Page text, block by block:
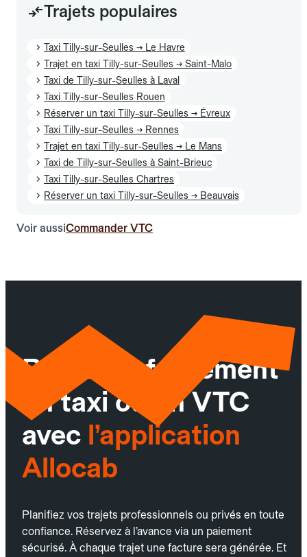
Trajets populaires
Taxi Tilly-sur-Seulles → Le Havre
Trajet en taxi Tilly-sur-Seulles → Saint-Malo
Taxi de Tilly-sur-Seulles à Laval
Taxi Tilly-sur-Seulles Rouen
Réserver un taxi Tilly-sur-Seulles → Évreux
Taxi Tilly-sur-Seulles → Rennes
Trajet en taxi Tilly-sur-Seulles → Le Mans
Taxi de Tilly-sur-Seulles à Saint-Brieuc
Taxi Tilly-sur-Seulles Chartres
Réserver un taxi Tilly-sur-Seulles → Beauvais
Voir aussiCommander VTC
Réservez facilement
un taxi ou un VTC
avec l’application
Allocab
Planifiez vos trajets professionnels ou privés en toute
confiance. Réservez à l’avance via un paiement
sécurisé. À chaque trajet une facture sera générée. Et